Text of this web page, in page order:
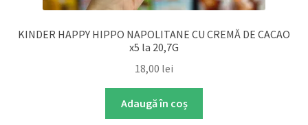
KINDER HAPPY HIPPO NAPOLITANE CU CREMĂ DE CACAO
x5 la 20,7G
18,00 lei
Adaugă în coș